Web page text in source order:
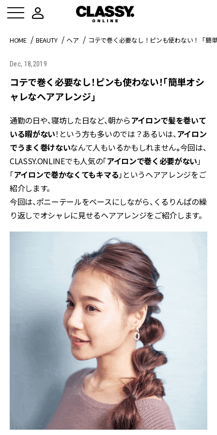
HOME BEAUTY ヘア コテで巻く必要なし！ピンも使わない！「簡
Dec, 18,2019
コテで巻く必要なし！ピンも使わない！「簡単オシ
ャレなヘアアレンジ」
通勤の日や、寝坊した日など、朝からアイロンで髪を巻いて
いる暇がない！という方も多いのでは？あるいは、アイロン
でうまく巻けないなんて人もいるかもしれません。今回は、
CLASSY.ONLINEでも人気の「アイロンで巻く必要がない」
「アイロンで巻かなくてもキマる」というヘアアレンジをご
紹介します。
今回は、ポニーテールをベースにしながら、くるりんぱの繰
り返しでオシャレに見せるヘアアレンジをご紹介します。